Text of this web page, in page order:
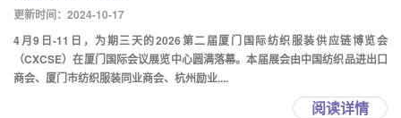
更新时间：2024-10-17
4月9日-11日，为期三天的2026第二届厦门国际纺织服装供应链博览会
（CXCSE）在厦门国际会议展览中心圆满落幕。本届展会由中国纺织品进出口
商会、厦门市纺织服装同业商会、杭州励业....
阅读详情